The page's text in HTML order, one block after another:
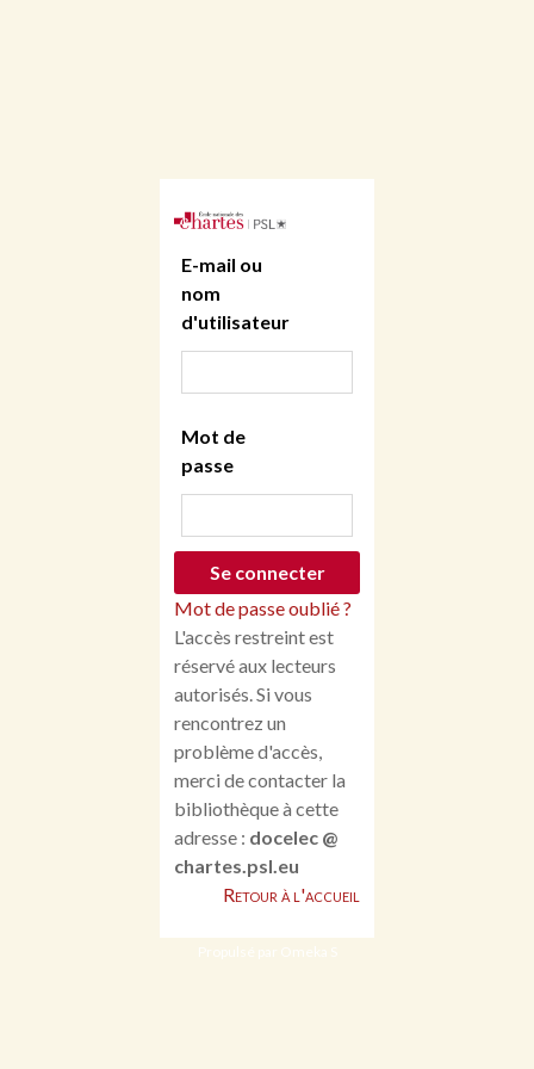
E-mail ou
nom
d'utilisateur
Mot de
passe
Mot de passe oublié ?
L'accès restreint est
réservé aux lecteurs
autorisés. Si vous
rencontrez un
problème d'accès,
merci de contacter la
bibliothèque à cette
adresse : docelec @
chartes.psl.eu
Retour à l'accueil
Propulsé par Omeka S